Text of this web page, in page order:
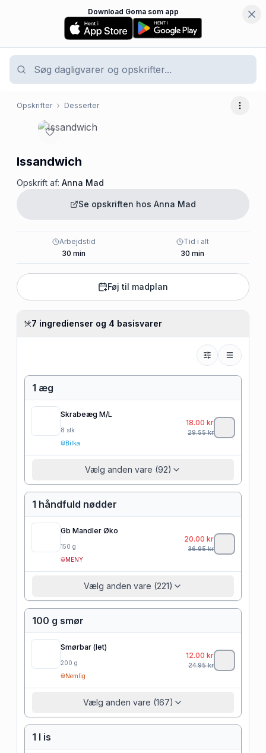
Download Goma som app
Opskrifter Desserter Flere
Issandwich
Opskrift af: Anna Mad
Se opskriften hos Anna Mad
Arbejdstid
30 min
Tid i alt
30 min
Føj til madplan
7 ingredienser og 4 basisvarer
1 æg
Skrabeæg M/L
8 stk
Bilka
18.00 kr
29.55kr
Vælg anden vare (92)
1 håndfuld nødder
Gb Mandler Øko
150 g
MENY
20.00 kr
36.95kr
Vælg anden vare (221)
100 g smør
Smørbar (let)
200 g
Nemlig
12.00 kr
24.95kr
Vælg anden vare (167)
1 l is